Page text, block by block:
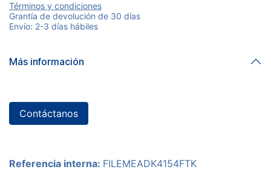
Términos y condiciones
Grantía de devolución de 30 días
Envío: 2-3 días hábiles
Más información
Contáctanos
Referencia interna: FILEMEADK4154FTK